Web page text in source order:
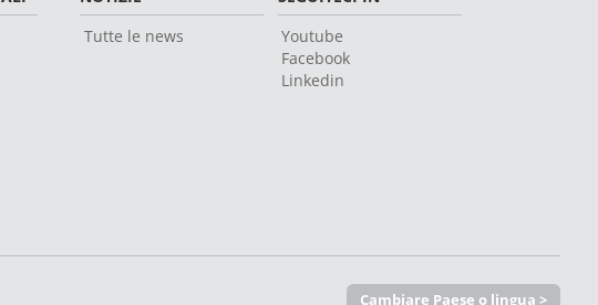
Tutte le news
Youtube
Facebook
Linkedin
Cambiare Paese o lingua >